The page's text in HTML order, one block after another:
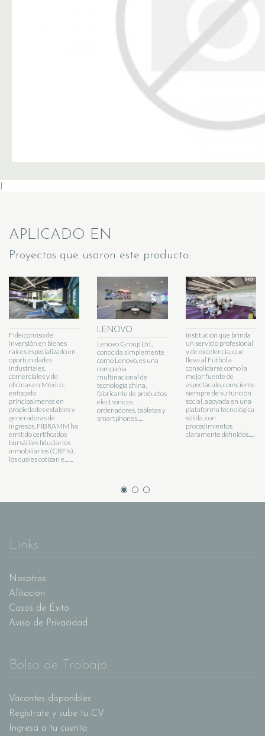
}
APLICADO EN
Proyectos que usaron este producto:
Fideicomiso de
inversión en bienes
raíces especializado en
oportunidades
industriales,
comerciales y de
oficinas en México,
enfocado
principalmente en
propiedades estables y
generadoras de
ingresos. FIBRAMM ha
emitido certificados
bursátiles fiduciarios
inmobiliarios (CBFIs),
los cuales cotizan e.......
LENOVO
Lenovo Group Ltd.,
conocida simplemente
como Lenovo, es una
compañía
multinacional de
tecnología china,
fabricante de productos
electrónicos,
ordenadores, tabletas y
smartphones.....
Institución que brinda
un servicio profesional
y de excelencia, que
lleva al Fútbol a
consolidarse como la
mejor fuente de
espectáculo, consciente
siempre de su función
social, apoyada en una
plataforma tecnológica
sólida, con
procedimientos
claramente definidos.....
Links
Nosotros
Afiliación
Casos de Éxito
Aviso de Privacidad
Bolsa de Trabajo
Vacantes disponibles
Regístrate y sube tu CV
Ingresa a tu cuenta